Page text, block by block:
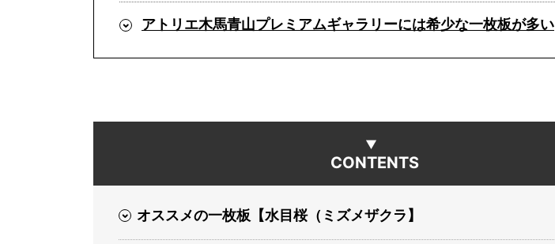
アトリエ木馬青山プレミアムギャラリーには希少な一枚板が多い
CONTENTS
オススメの一枚板【水目桜（ミズメザクラ】